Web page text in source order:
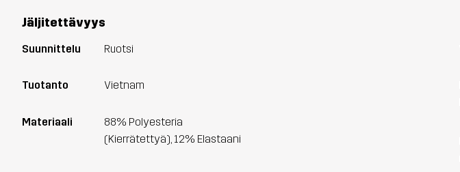
Jäljitettävyys
Suunnittelu Ruotsi
Tuotanto Vietnam
Materiaali
88% Polyesteria
(Kierrätettyä), 12% Elastaani